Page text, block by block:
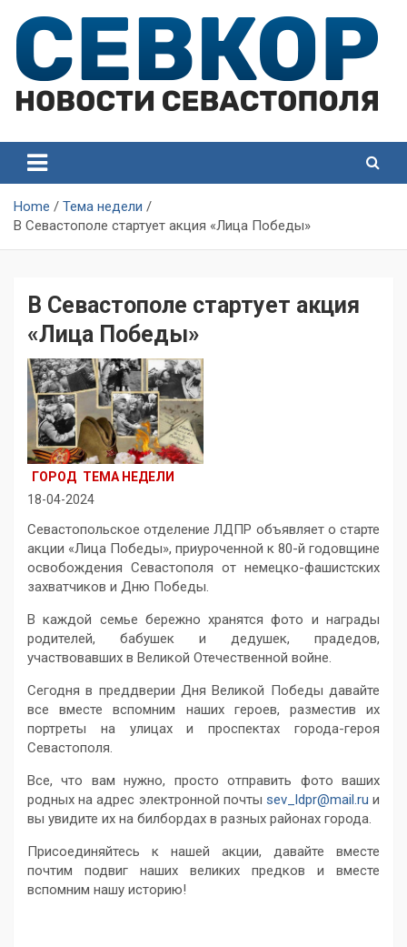
content
Севастополя
Севастополя
Home
Тема недели
В Севастополе стартует акция «Лица Победы»
В Севастополе стартует акция
«Лица Победы»
ГОРОД ТЕМА НЕДЕЛИ
18-04-2024
Севастопольское отделение ЛДПР объявляет о старте
акции «Лица Победы», приуроченной к 80-й годовщине
освобождения Севастополя от немецко-фашистских
захватчиков и Дню Победы.
В каждой семье бережно хранятся фото и награды
родителей, бабушек и дедушек, прадедов,
участвовавших в Великой Отечественной войне.
Сегодня в преддверии Дня Великой Победы давайте
все вместе вспомним наших героев, разместив их
портреты на улицах и проспектах города-героя
Севастополя.
Все, что вам нужно, просто отправить фото ваших
родных на адрес электронной почты sev_ldpr@mail.ru и
вы увидите их на билбордах в разных районах города.
Присоединяйтесь к нашей акции, давайте вместе
почтим подвиг наших великих предков и вместе
вспомним нашу историю!